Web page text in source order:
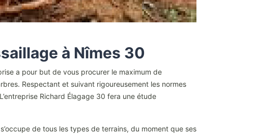
à Nîmes 30
a pour but de vous procurer le maximum de
Respectant et suivant rigoureusement les normes
Richard Élagage 30 fera une étude
de tous les types de terrains, du moment que ses